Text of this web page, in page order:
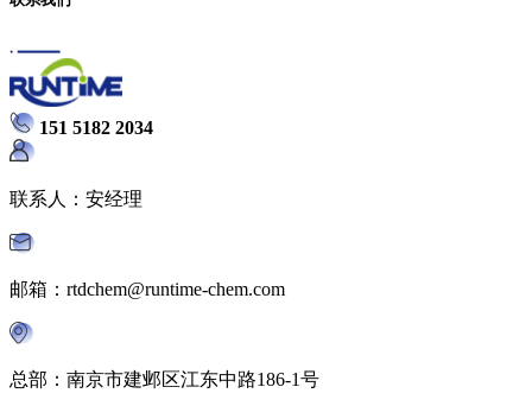
151 5182 2034
联系人：安经理
邮箱：rtdchem@runtime-chem.com
总部：南京市建邺区江东中路186-1号